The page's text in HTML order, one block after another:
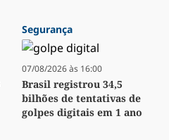
Segurança
07/08/2026 às 16:00
Brasil registrou 34,5
bilhões de tentativas de
golpes digitais em 1 ano